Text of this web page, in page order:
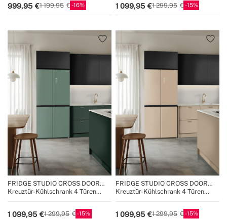
999,95 1 199,95 16 1 099,95 1 299,95 15
FRIDGE STUDIO CROSS DOOR
503
Kreuztür-Kühlschrank 4 Türen
1 099,95 1 299,95 15
FRIDGE STUDIO CROSS DOOR
503
Kreuztür-Kühlschrank 4 Türen
1 099,95 1 299,95 15